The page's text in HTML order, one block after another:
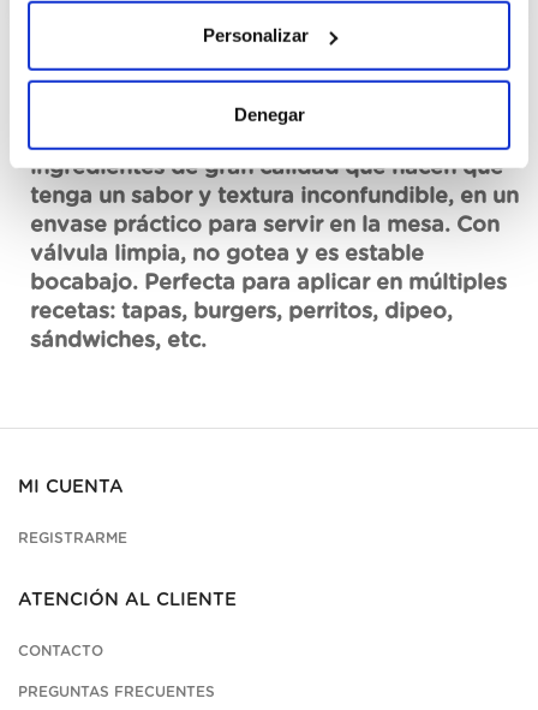
Personalizar
Denegar
Descripción
ingredientes de gran calidad que hacen que
tenga un sabor y textura inconfundible, en un
envase práctico para servir en la mesa. Con
válvula limpia, no gotea y es estable
bocabajo. Perfecta para aplicar en múltiples
recetas: tapas, burgers, perritos, dipeo,
sándwiches, etc.
MI CUENTA
REGISTRARME
ATENCIÓN AL CLIENTE
CONTACTO
PREGUNTAS FRECUENTES